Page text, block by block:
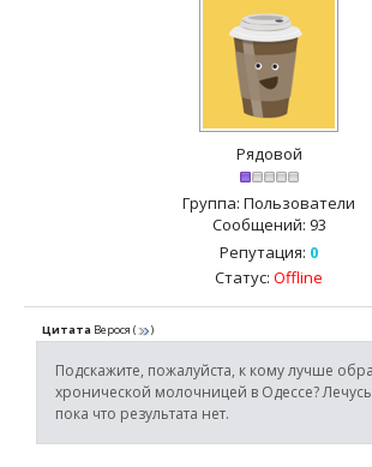
Рядовой
Группа: Пользователи
Сообщений: 93
Репутация: 0
Статус: Offline
Цитата Верося ( )
Подскажите, пожалуйста, к кому лучше
хронической молочницей в Одессе?
пока что результата нет.